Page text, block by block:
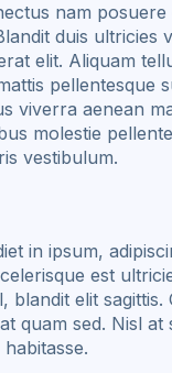
nam
duis ultricies
elit. Aliquam
pellentesque
viverra aenean
molestie
vestibulum.
in ipsum,
est
blandit elit sagittis.
quam sed. Nisl at